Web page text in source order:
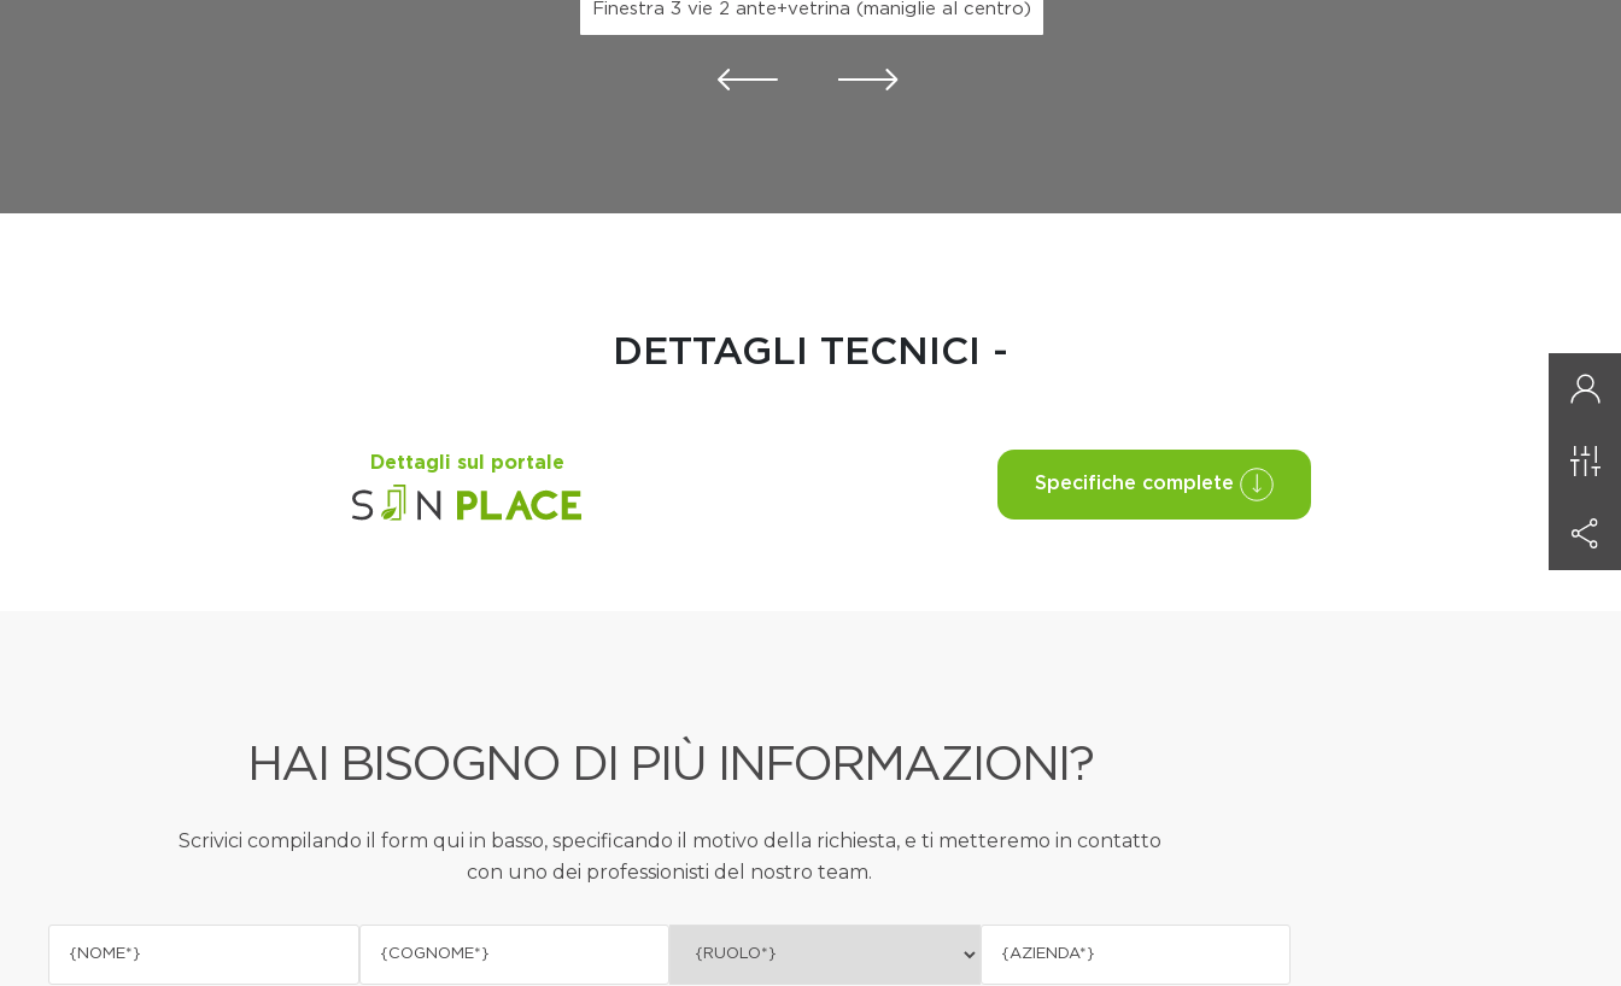
Finestra 3 vie 2 ante+vetrina (maniglie al centro)
DETTAGLI TECNICI -
Dettagli sul portale
Specifiche complete
HAI BISOGNO DI PIÙ INFORMAZIONI?
Scrivici compilando il form qui in basso, specificando il motivo della richiesta, e ti metteremo in contatto
con uno dei professionisti del nostro team.